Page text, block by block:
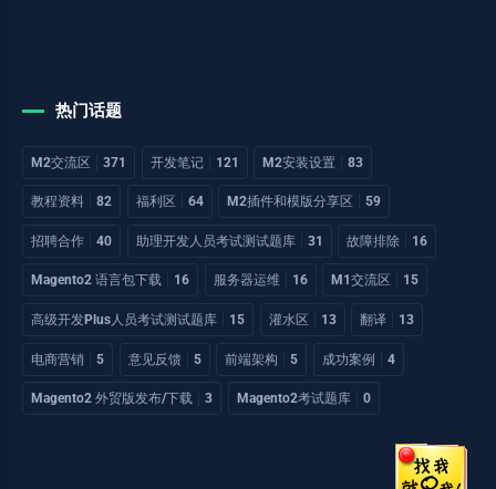
热门话题
M2交流区 371 开发笔记 121 M2安装设置 83
教程资料 82 福利区 64 M2插件和模版分享区 59
招聘合作 40 助理开发人员考试测试题库 31 故障排除 16
Magento2 语言包下载 16 服务器运维 16 M1交流区 15
高级开发Plus人员考试测试题库 15 灌水区 13 翻译 13
电商营销 5 意见反馈 5 前端架构 5 成功案例 4
Magento2 外贸版发布/下载 3 Magento2考试题库 0